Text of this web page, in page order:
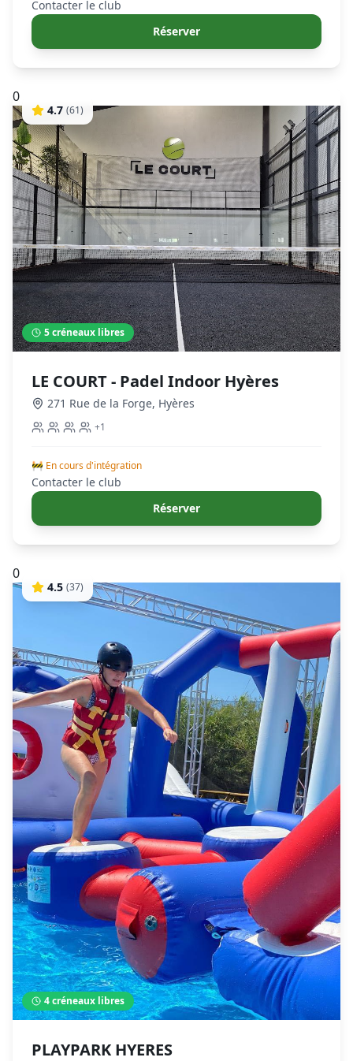
Contacter le club
Réserver
0
4.7 (61)
5créneaux libres
LE COURT - Padel Indoor Hyères
271 Rue de la Forge, Hyères
+1
🚧 En cours d'intégration
Contacter le club
Réserver
0
4.5 (37)
4créneaux libres
PLAYPARK HYERES